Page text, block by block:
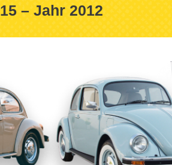
– Jahr 2012